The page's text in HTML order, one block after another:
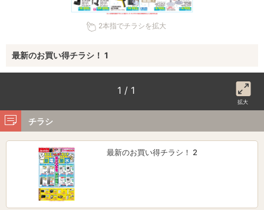
2本指でチラシを拡大
最新のお買い得チラシ！ 1
1 / 1
拡大
チラシ
最新のお買い得チラシ！ 2